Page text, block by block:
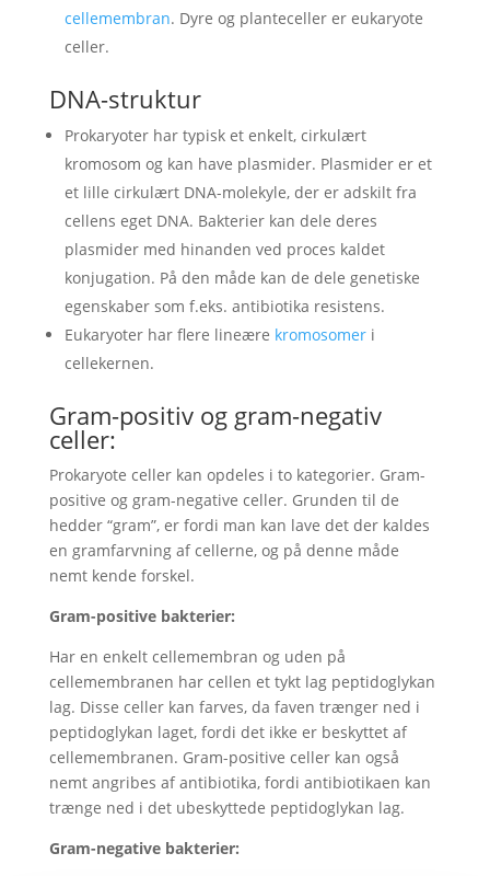
cellemembran. Dyre og planteceller er eukaryote
celler.
DNA-struktur
Prokaryoter har typisk et enkelt, cirkulært
kromosom og kan have plasmider. Plasmider er et
et lille cirkulært DNA-molekyle, der er adskilt fra
cellens eget DNA. Bakterier kan dele deres
plasmider med hinanden ved proces kaldet
konjugation. På den måde kan de dele genetiske
egenskaber som f.eks. antibiotika resistens.
Eukaryoter har flere lineære kromosomer i
cellekernen.
Gram-positiv og gram-negativ
celler:
Prokaryote celler kan opdeles i to kategorier. Gram-
positive og gram-negative celler. Grunden til de
hedder “gram”, er fordi man kan lave det der kaldes
en gramfarvning af cellerne, og på denne måde
nemt kende forskel.
Gram-positive bakterier:
Har en enkelt cellemembran og uden på
cellemembranen har cellen et tykt lag peptidoglykan
lag. Disse celler kan farves, da faven trænger ned i
peptidoglykan laget, fordi det ikke er beskyttet af
cellemembranen. Gram-positive celler kan også
nemt angribes af antibiotika, fordi antibiotikaen kan
trænge ned i det ubeskyttede peptidoglykan lag.
Gram-negative bakterier: